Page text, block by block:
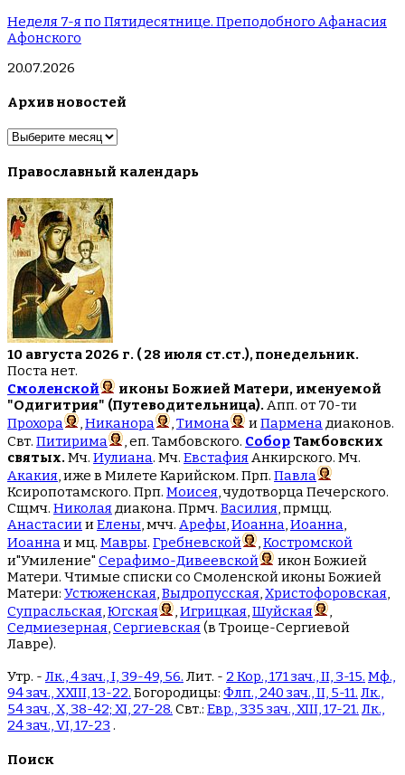
Неделя 7-я по Пятидесятнице. Преподобного Афанасия
Афонского
20.07.2026
Архив новостей
Архив
Православный календарь
10 августа 2026 г. ( 28 июля ст.ст.), понедельник.
Поста нет.
Смоленской
иконы Божией Матери, именуемой
"Одигитрия" (Путеводительница). Апп. от 70-ти
Прохора
,Никанора ,Тимона иПарменадиаконов.
Свт. Питирима , еп. Тамбовского. Собор Тамбовских
святых. Мч. Иулиана. Мч. ЕвстафияАнкирского. Мч.
Акакия, иже в Милете Карийском. Прп. Павла
Ксиропотамского. Прп. Моисея, чудотворца Печерского.
Сщмч. Николаядиакона. Прмч. Василия, прмцц.
АнастасиииЕлены, мчч. Арефы,Иоанна,Иоанна,
Иоаннаи мц. Мавры. Гребневской ,Костромской
и"Умиление" Серафимо-Дивеевской
икон Божией
Матери. Чтимые списки со Смоленской иконы Божией
Матери: Устюженская,Выдропусская,Христофоровская,
Супрасльская,Югская ,Игрицкая,Шуйская
,
Седмиезерная,Сергиевская(в Троице-Сергиевой
Лавре).
Утр. - Лк., 4 зач., I, 39-49, 56. Лит. - 2 Кор., 171 зач., II, 3-15. Мф.,
94 зач., XXIII, 13-22. Богородицы: Флп., 240 зач., II, 5-11. Лк.,
54 зач., X, 38-42; XI, 27-28. Свт.: Евр., 335 зач., XIII, 17-21. Лк.,
24 зач., VI, 17-23 .
Поиск